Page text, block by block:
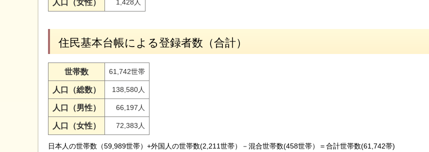
人口（女性） 1,428人
住民基本台帳による登録者数（合計）
世帯数 61,742世帯
人口（総数） 138,580人
人口（男性） 66,197人
人口（女性） 72,383人
日本人の世帯数（59,989世帯）+外国人の世帯数(2,211世帯）－混合世帯数(458世帯）＝合計世帯数(61,742帯)